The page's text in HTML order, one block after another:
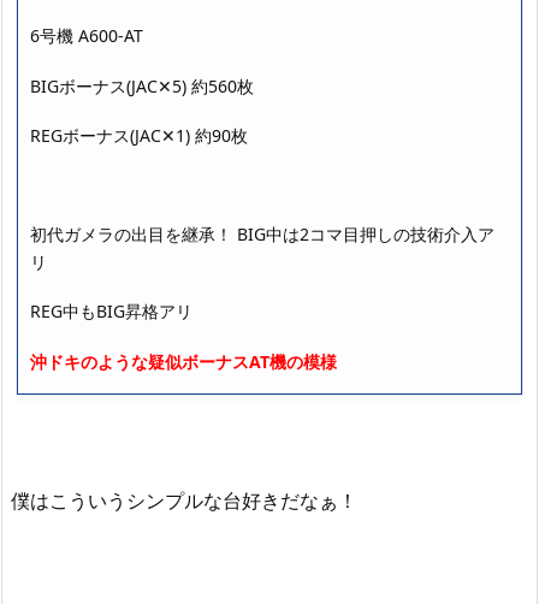
6号機 A600-AT
BIGボーナス(JAC✕5) 約560枚
REGボーナス(JAC✕1) 約90枚
初代ガメラの出目を継承！ BIG中は2コマ目押しの技術介入ア
リ
REG中もBIG昇格アリ
沖ドキのような疑似ボーナスAT機の模様
僕はこういうシンプルな台好きだなぁ！